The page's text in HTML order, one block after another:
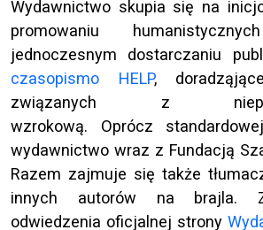
Wydawnictwo skupia się na
promowaniu
jednoczesnym dostarczaniu
czasopismo HELP,
związanych z
wzrokową. Oprócz
wydawnictwo wraz z Fundacją
Razem zajmuje się także
innych autorów na brajla.
odwiedzenia oficjalnej strony